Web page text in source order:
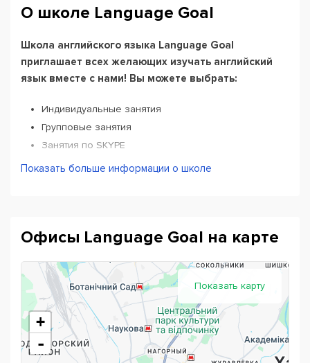
О школе Language Goal
Школа английского языка Language Goal
приглашает всех желающих изучать английский
язык вместе с нами! Вы можете выбрать:
Индивидуальные занятия
Групповые занятия
Занятия по SKYPE
Корпоративное обучение (у нас в школе либо на
базе вашего офиса)
Почему мы:
На наших курсах вы можете начать изучать язык с
нуля или усовершенствовать его в кратчайшие
сроки
Подготовиться к экзамену и сдать его успешно
Подготовиться к собеседованию в международную
Показать больше информации о школе
Офисы Language Goal на карте
Показать карту
+
-